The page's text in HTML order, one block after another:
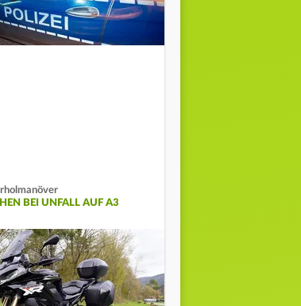
BEI UNFALL AUF A3